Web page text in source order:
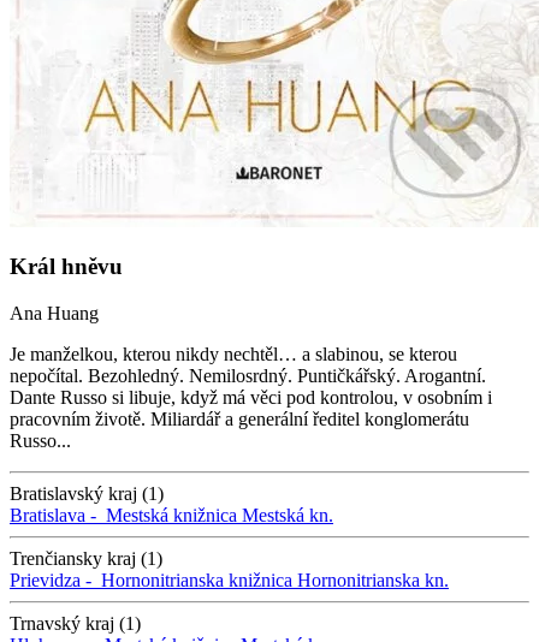
Král hněvu
Ana Huang
Je manželkou, kterou nikdy nechtěl… a slabinou, se kterou
nepočítal. Bezohledný. Nemilosrdný. Puntičkářský. Arogantní.
Dante Russo si libuje, když má věci pod kontrolou, v osobním i
pracovním životě. Miliardář a generální ředitel konglomerátu
Russo...
Bratislavský kraj (1)
Bratislava - Mestská knižnica Mestská kn.
Trenčiansky kraj (1)
Prievidza - Hornonitrianska knižnica Hornonitrianska kn.
Trnavský kraj (1)